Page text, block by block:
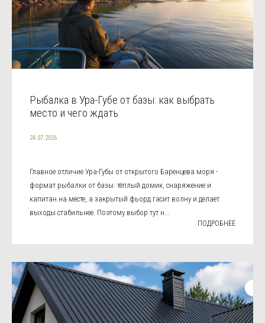
Рыбалка в Ура-Губе от базы: как выбрать
место и чего ждать
24.07.2026
Главное отличие Ура-Губы от открытого Баренцева моря -
формат рыбалки от базы: тёплый домик, снаряжение и
капитан на месте, а закрытый фьорд гасит волну и делает
выходы стабильнее. Поэтому выбор тут н...
ПОДРОБНЕЕ